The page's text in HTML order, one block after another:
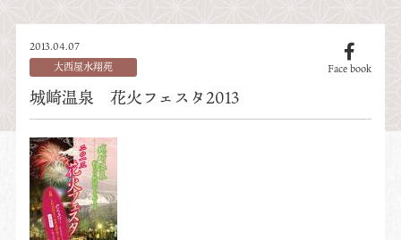
2013.04.07
大西屋水翔苑
Face book
城崎温泉 花火フェスタ2013